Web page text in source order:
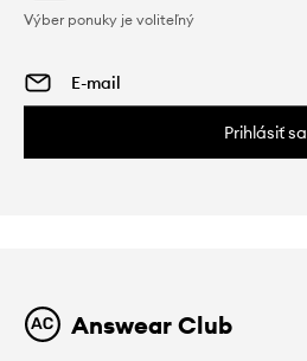
Výber ponuky je voliteľný
Prihlásiť sa
Answear Club